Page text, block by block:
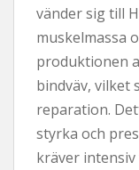
vänder sig till
muskelmassa
produktionen
bindväv, vilket
reparation.
styrka och
kräver